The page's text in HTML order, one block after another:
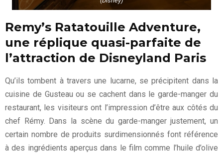
Remy’s Ratatouille Adventure,
une réplique quasi-parfaite de
l’attraction de Disneyland Paris
Qu’ils tombent à travers une lucarne, se précipitent dans la
cuisine de Gusteau ou se cachent dans le garde-manger du
restaurant, les visiteurs ont l’impression d’être aux côtés du
chef Rémy. Dans la scène du garde-manger justement, un
certain nombre de produits surdimensionnés font référence
à des ingrédients aperçus dans le film comme l’huile d’olive